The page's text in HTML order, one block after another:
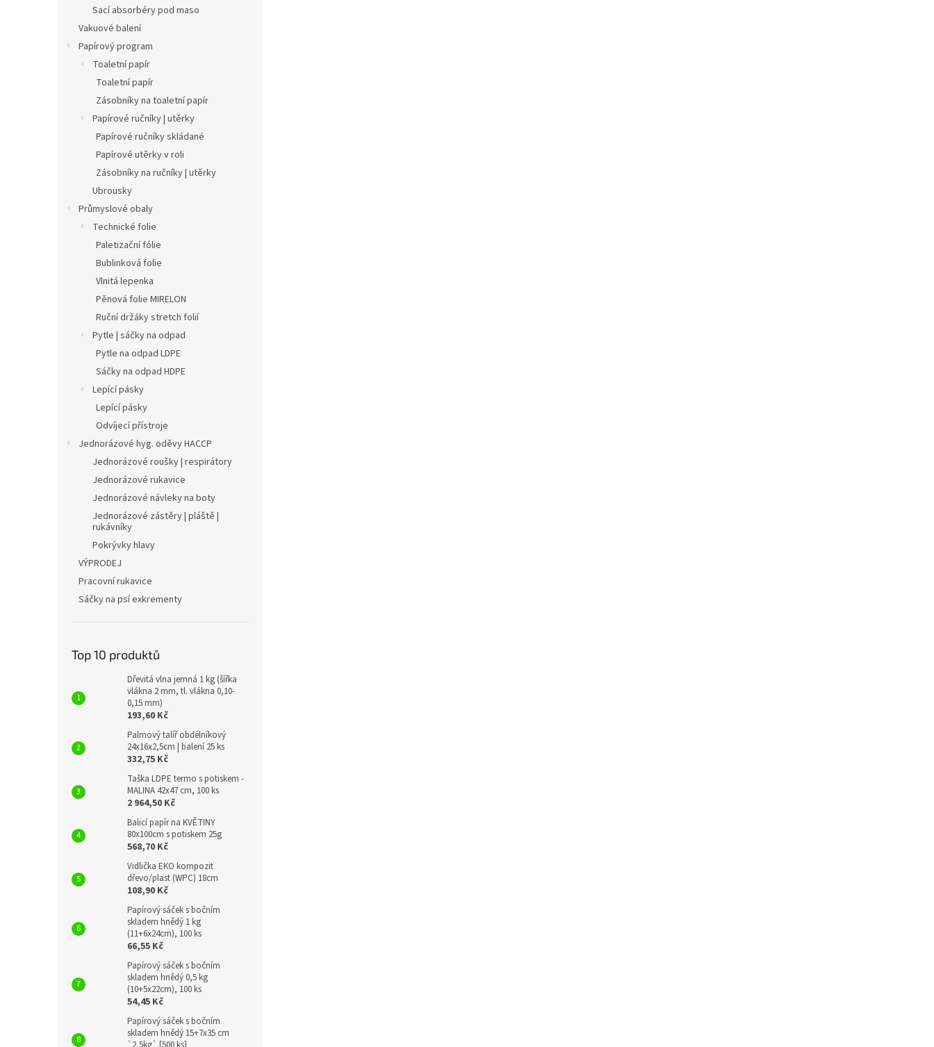
Sací absorbéry pod maso
Vakuové balení
Papírový program
Toaletní papír
Toaletní papír
Zásobníky na toaletní papír
Papírové ručníky | utěrky
Papírové ručníky skládané
Papírové utěrky v roli
Zásobníky na ručníky | utěrky
Ubrousky
Průmyslové obaly
Technické folie
Paletizační fólie
Bublinková folie
Vlnitá lepenka
Pěnová folie MIRELON
Ruční držáky stretch folií
Pytle | sáčky na odpad
Pytle na odpad LDPE
Sáčky na odpad HDPE
Lepící pásky
Lepící pásky
Odvíjecí přístroje
Jednorázové hyg. oděvy HACCP
Jednorázové roušky | respirátory
Jednorázové rukavice
Jednorázové návleky na boty
Jednorázové zástěry | pláště |
rukávníky
Pokrývky hlavy
VÝPRODEJ
Pracovní rukavice
Sáčky na psí exkrementy
Top 10 produktů
Dřevitá vlna jemná 1 kg (šířka
vlákna 2 mm, tl. vlákna 0,10-
0,15 mm)
193,60 Kč
Palmový talíř obdélníkový
24x16x2,5cm | balení 25 ks
332,75 Kč
Taška LDPE termo s potiskem -
MALINA 42x47 cm, 100 ks
2 964,50 Kč
Balicí papír na KVĚTINY
80x100cm s potiskem 25g
568,70 Kč
Vidlička EKO kompozit
dřevo/plast (WPC) 18cm
108,90 Kč
Papírový sáček s bočním
skladem hnědý 1 kg
(11+6x24cm), 100 ks
66,55 Kč
Papírový sáček s bočním
skladem hnědý 0,5 kg
(10+5x22cm), 100 ks
54,45 Kč
Papírový sáček s bočním
skladem hnědý 15+7x35 cm